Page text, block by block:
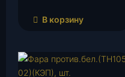
В корзину